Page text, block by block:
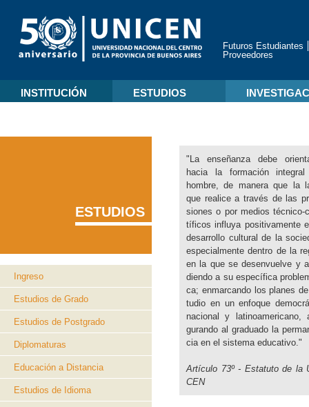
Futuros Estudiantes
Proveedores
INSTITUCIÓN ESTUDIOS
"La en­se­ñan­za debe
hacia la for­ma­ción
hom­bre, de ma­ne­ra que la
que reali­ce a tra­vés de las
sio­nes o por me­dios téc­ni­co-
tí­fi­cos in­flu­ya po­si­ti­va­men­te
desa­rro­llo cul­tu­ral de la
es­pe­cial­men­te den­tro de la
en la que se desen­vuel­ve y
dien­do a su es­pe­cí­fi­ca
ca; en­mar­can­do los pla­nes
tu­dio en un en­fo­que
na­cio­nal y la­ti­noa­me­ri­cano,
gu­ran­do al gra­dua­do la
cia en el sis­te­ma edu­ca­ti­vo."
Ar­tícu­lo 73º - Es­ta­tu­to de la
CEN
ESTUDIOS
Ingreso
Estudios de Grado
Estudios de Postgrado
Diplomaturas
Educación a Distancia
Estudios de Idioma